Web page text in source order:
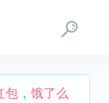
包 ， 饿了么